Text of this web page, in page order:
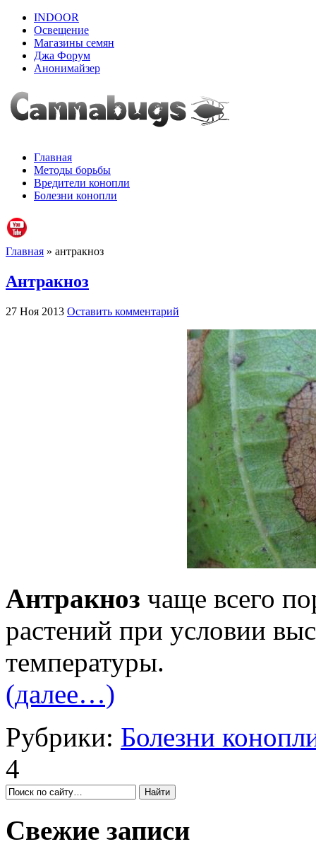
INDOOR
Освещение
Магазины семян
Джа Форум
Анонимайзер
Главная
Методы борьбы
Вредители конопли
Болезни конопли
Главная » антракноз
Антракноз
27 Ноя 2013 Оставить комментарий
Антракноз чаще всего
растений при условии
температуры.
(далее…)
Рубрики: Болезни
4
Свежие записи